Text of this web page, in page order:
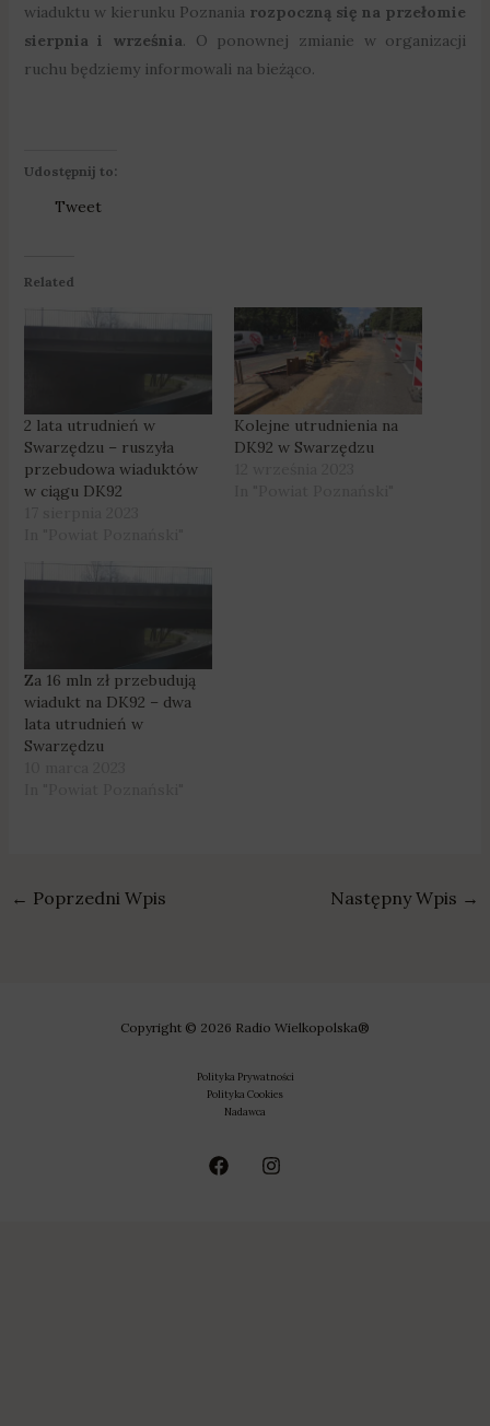
wiaduktu w kierunku Poznania rozpoczną się na przełomie
sierpnia i września. O ponownej zmianie w organizacji
ruchu będziemy informowali na bieżąco.
Udostępnij to:
Tweet
Related
2 lata utrudnień w
Swarzędzu – ruszyła
przebudowa wiaduktów
w ciągu DK92
Kolejne utrudnienia na
DK92 w Swarzędzu
Za 16 mln zł przebudują
wiadukt na DK92 – dwa
lata utrudnień w
Swarzędzu
← Poprzedni Wpis Następny Wpis →
Copyright © 2026 Radio Wielkopolska®
Polityka Prywatności
Polityka Cookies
Nadawca